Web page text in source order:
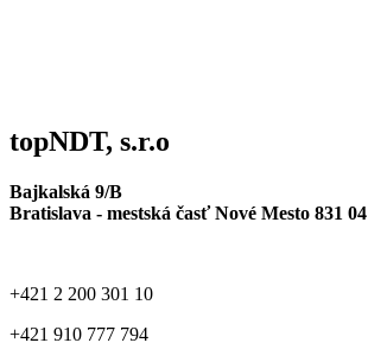
topNDT, s.r.o
Bajkalská 9/B
Bratislava - mestská časť Nové Mesto 831 04
+421 2 200 301 10
+421 910 777 794